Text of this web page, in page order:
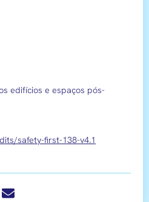
edifícios e espaços pós-
safety-first-138-v4.1